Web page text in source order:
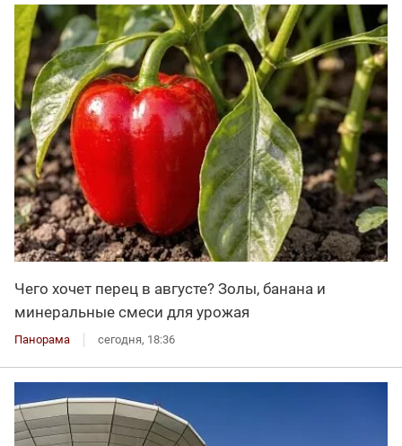
Чего хочет перец в августе? Золы, банана и
минеральные смеси для урожая
Панорама сегодня, 18:36